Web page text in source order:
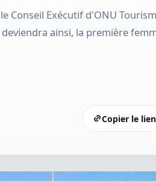
Conseil Exécutif d'ONU
ainsi, la première
Copier le lien